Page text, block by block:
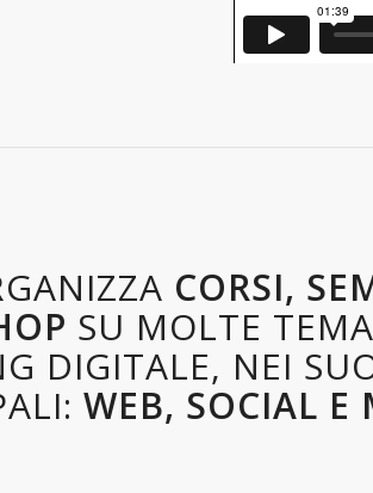
CORSI,
SU MOLTE
DIGITALE, NEI
WEB, SOCIAL E